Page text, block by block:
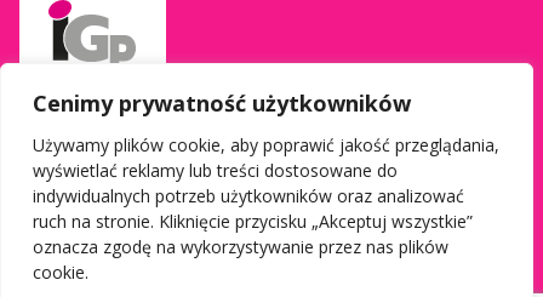
Cenimy prywatność użytkowników
Używamy plików cookie, aby poprawić jakość przeglądania,
wyświetlać reklamy lub treści dostosowane do
indywidualnych potrzeb użytkowników oraz analizować
ruch na stronie. Kliknięcie przycisku „Akceptuj wszystkie”
oznacza zgodę na wykorzystywanie przez nas plików
cookie.
Informacje
Kontakt do Doradcy Terenowego
Polityka prywatności
Warunki korzystania z serwisu
Social media
Facebook
Youtube